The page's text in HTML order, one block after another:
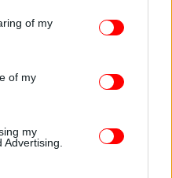
You may click to
and its third-party tags to
purposes in below Google
of my
of my
my